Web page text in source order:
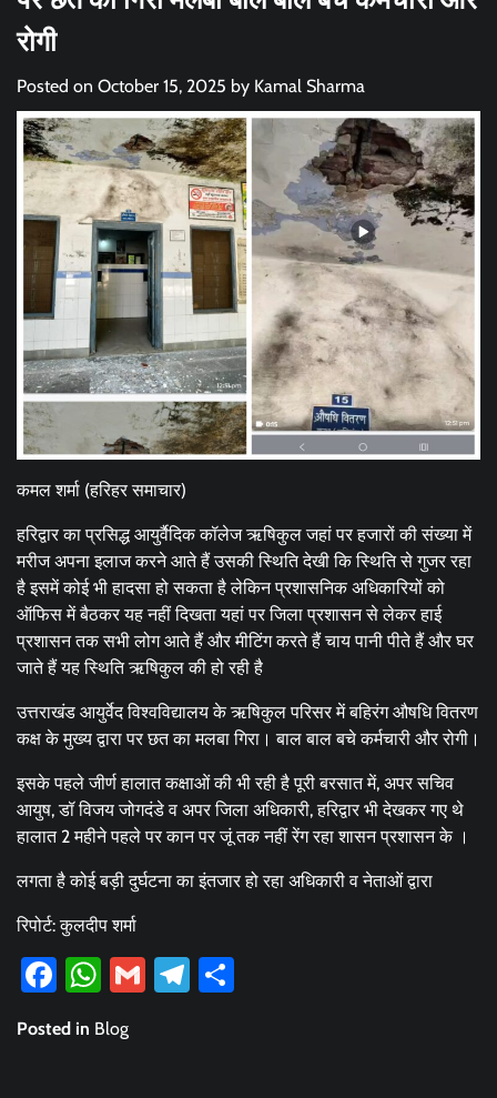
रोगी
Posted on October 15, 2025 by Kamal Sharma
कमल शर्मा (हरिहर समाचार)
हरिद्वार का प्रसिद्ध आयुर्वैदिक कॉलेज ऋषिकुल जहां पर हजारों की संख्या में
मरीज अपना इलाज करने आते हैं उसकी स्थिति देखी कि स्थिति से गुजर रहा
है इसमें कोई भी हादसा हो सकता है लेकिन प्रशासनिक अधिकारियों को
ऑफिस में बैठकर यह नहीं दिखता यहां पर जिला प्रशासन से लेकर हाई
प्रशासन तक सभी लोग आते हैं और मीटिंग करते हैं चाय पानी पीते हैं और घर
जाते हैं यह स्थिति ऋषिकुल की हो रही है
उत्तराखंड आयुर्वेद विश्वविद्यालय के ऋषिकुल परिसर में बहिरंग औषधि वितरण
कक्ष के मुख्य द्वारा पर छत का मलबा गिरा। बाल बाल बचे कर्मचारी और रोगी।
इसके पहले जीर्ण हालात कक्षाओं की भी रही है पूरी बरसात में, अपर सचिव
आयुष, डॉ विजय जोगदंडे व अपर जिला अधिकारी, हरिद्वार भी देखकर गए थे
हालात 2 महीने पहले पर कान पर जूं तक नहीं रेंग रहा शासन प्रशासन के ।
लगता है कोई बड़ी दुर्घटना का इंतजार हो रहा अधिकारी व नेताओं द्वारा
रिपोर्ट: कुलदीप शर्मा
Facebook
WhatsApp
GmailTelegram
Posted in Blog